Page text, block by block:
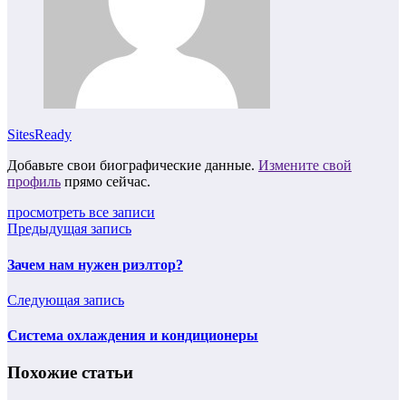
SitesReady
Добавьте свои биографические данные. Измените свой
профиль прямо сейчас.
просмотреть все записи
Предыдущая запись
Зачем нам нужен риэлтор?
Следующая запись
Cистема охлаждения и кондиционеры
Похожие статьи